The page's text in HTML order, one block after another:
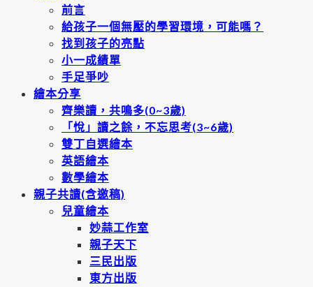
前言
給孩子一個無壓的學習環境，可能嗎？
找到孩子的亮點
小一成績單
手足爭吵
繪本分享
齊樂讀，共鳴多(0~3歲)
「悅」讀之餘，不忘思考(3~6歲)
雙丁自選繪本
英語繪本
數學繪本
親子共讀(含邀稿)
兒童繪本
妙蒜工作室
親子天下
三民出版
東方出版